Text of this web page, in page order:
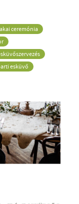
ceremónia
esküvő